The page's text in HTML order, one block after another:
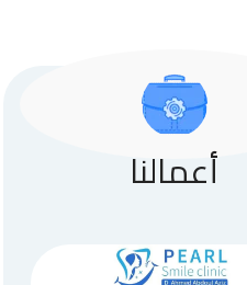
أعمالنا